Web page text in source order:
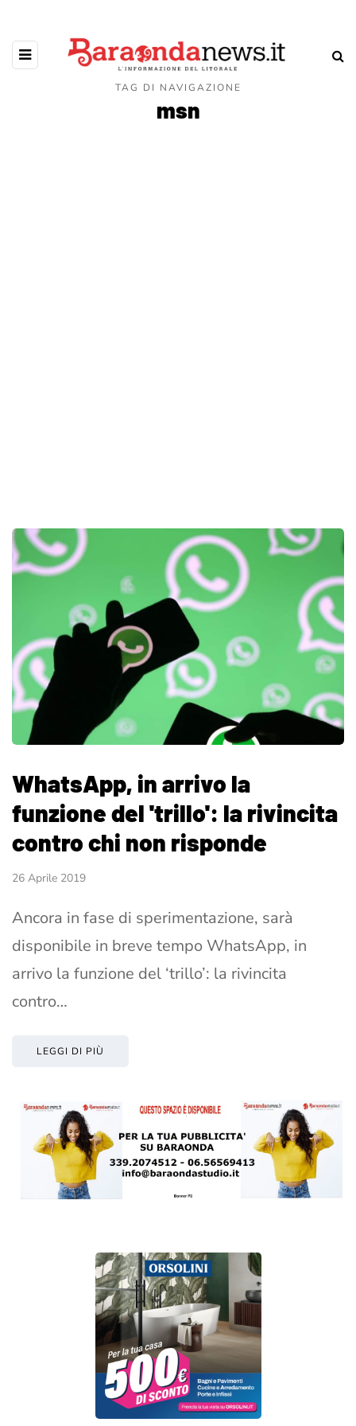
TAG DI NAVIGAZIONE
msn
WhatsApp, in arrivo la
funzione del 'trillo': la rivincita
contro chi non risponde
26 Aprile 2019
Ancora in fase di sperimentazione, sarà
disponibile in breve tempo WhatsApp, in
arrivo la funzione del ‘trillo’: la rivincita
contro…
LEGGI DI PIÙ